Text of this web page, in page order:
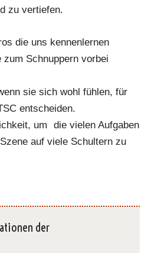
zu vertiefen.
die uns kennenlernen
zum Schnuppern vorbei
sie sich wohl fühlen, für
entscheiden.
um
die vielen Aufgaben
auf viele Schultern zu
der